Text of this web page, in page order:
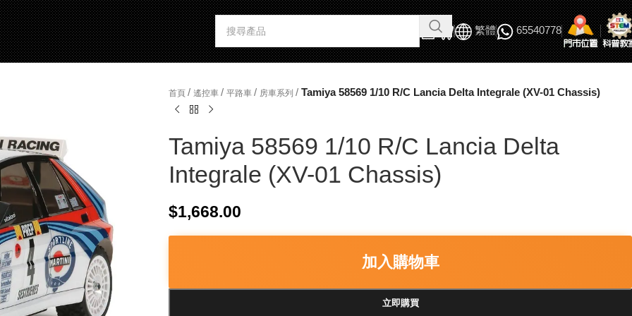
繁體 65540778
首頁 / 遙控車 / 平路車 / 房車系列 / Tamiya 58569 1/10 R/C Lancia Delta Integrale (XV-01 Chassis)
Tamiya 58569 1/10 R/C Lancia Delta
Integrale (XV-01 Chassis)
$1,668.00
加入購物車
立即購買